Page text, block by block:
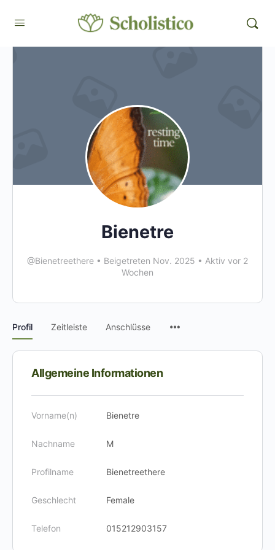
Bienetre
@Bienetreethere • Beigetreten Nov. 2025 • Aktiv vor 2
Wochen
Profil Zeitleiste Anschlüsse
Allgemeine Informationen
Vorname(n) Bienetre
Nachname M
Profilname Bienetreethere
Geschlecht Female
Telefon 015212903157